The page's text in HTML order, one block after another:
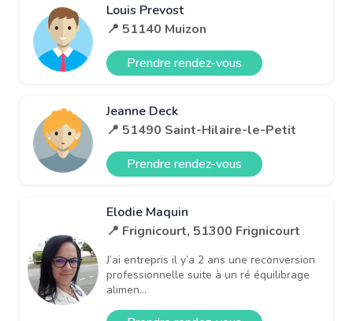
Louis Prevost
📍 51140 Muizon
Prendre rendez-vous
Jeanne Deck
📍 51490 Saint-Hilaire-le-Petit
Prendre rendez-vous
Elodie Maquin
📍 Frignicourt, 51300 Frignicourt
J’ai entrepris il y’a 2 ans une reconversion
professionnelle suite à un ré équilibrage
alimen...